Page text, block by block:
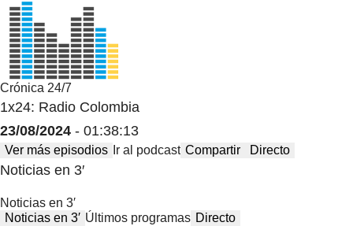
Crónica 24/7
1x24: Radio Colombia
23/08/2024 - 01:38:13
Ver más episodios Ir al podcast Compartir Directo
Noticias en 3′
Noticias en 3′
Noticias en 3′ Últimos programas Directo